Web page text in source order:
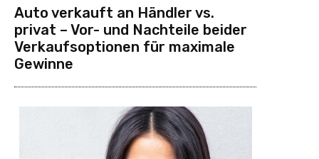
Auto verkauft an Händler vs.
privat – Vor- und Nachteile beider
Verkaufsoptionen für maximale
Gewinne